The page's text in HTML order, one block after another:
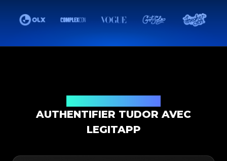
AUTHENTIFIER TUDOR AVEC
LEGITAPP